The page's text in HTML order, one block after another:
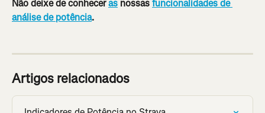
Não deixe de conhecer as nossas funcionalidades de
análise de potência.
Artigos relacionados